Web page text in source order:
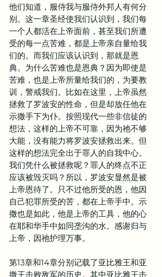
他们知道，服侍我与服侍外邦人有何分
别。这一章圣经使我们认识到，我们每
一个人都活在上帝面前，甚至我们所遭
受的每一点苦难，都是上帝亲自量给我
们的。而我们应该认识到，那就是恩
典。为什么苦难也是恩典？因为即使是
苦难，也是上帝所量给我们的，为要教
训，警戒我们。比如在这里，上帝虽然
拯救了罗波安的性命，但是却放任他在
示撒手下为仆。按照现代一些非信徒的
想法，这样的上帝不可靠，因为祂不够
大能，没有能力将罗波安拯救出来。但
这样的想法完全出于罪人的自我中心。
我们凭什么被拯救呢？罪人的终点不正
应该被毁灭吗？所以，罗波安显然是被
上帝恩待了。只不过他所受的恩，他因
自己犯罪所受的苦，都在上帝手中。示
撒也是如此，他是上帝的工具，他的心
在耶和华手中如同垄沟的水。感谢归与
上帝，因祂护理万事。
第13章和14章分别记载了亚比雅王和亚
撒王击败敌军的历史。其中亚比雅王击